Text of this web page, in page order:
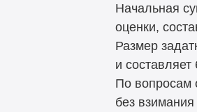
Начальная
оценки,
Размер
и
По вопросам
без